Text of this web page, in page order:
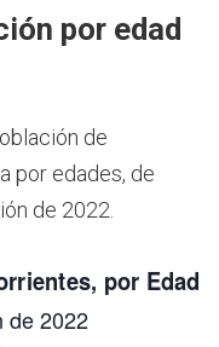
por edad
de
por edades, de
de 2022.